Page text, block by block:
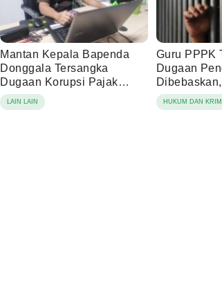
Mantan Kepala Bapenda
Donggala Tersangka
Dugaan Korupsi Pajak
Tambang
LAIN LAIN
Guru PPPK
Dugaan
Laporan
Korban
HUKUM DAN